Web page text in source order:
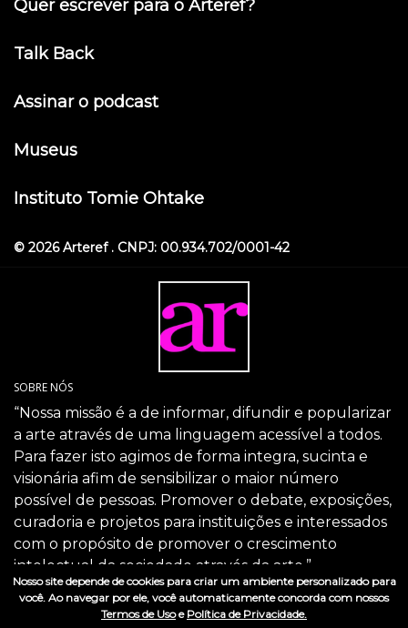
Quer escrever para o Arteref?
Talk Back
Assinar o podcast
Museus
Instituto Tomie Ohtake
© 2026 Arteref . CNPJ: 00.934.702/0001-42
SOBRE NÓS
“Nossa missão é a de informar, difundir e popularizar
a arte através de uma linguagem acessível a todos.
Para fazer isto agimos de forma integra, sucinta e
visionária afim de sensibilizar o maior número
possível de pessoas. Promover o debate, exposições,
curadoria e projetos para instituições e interessados
com o propósito de promover o crescimento
intelectual da sociedade através da arte.”
SIGA-NOS
Nosso site depende de cookies para criar um ambiente personalizado para
você. Ao navegar por ele, você automaticamente concorda com nossos
Termos de Usoe Política de Privacidade.